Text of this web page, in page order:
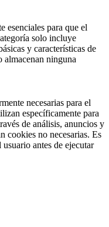
esenciales para que el
solo incluye
y características de
almacenan ninguna
necesarias para el
específicamente para
de análisis, anuncios y
cookies no necesarias. Es
antes de ejecutar